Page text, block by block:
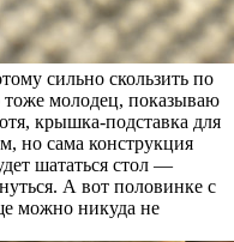
сильно скользить по
молодец, показываю
крышка-подставка для
но сама конструкция
шататься стол —
А вот половинке с
можно никуда не